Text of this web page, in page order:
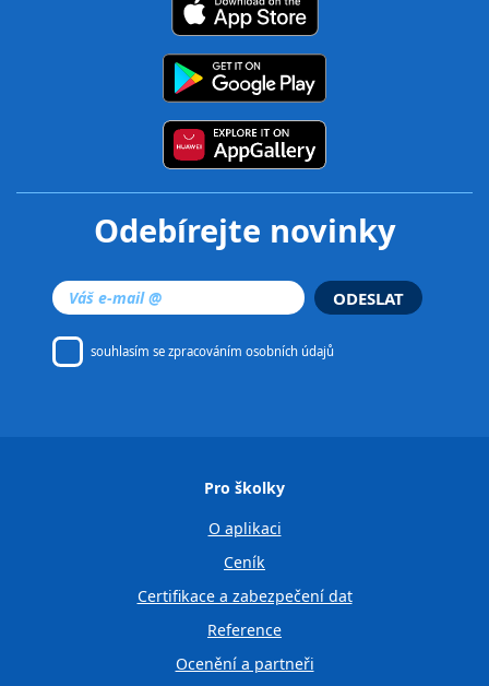
Odebírejte novinky
ODESLAT
souhlasím sezpracováním osobních údajů
Pro školky
O aplikaci
Ceník
Certifikace a zabezpečení dat
Reference
Ocenění a partneři